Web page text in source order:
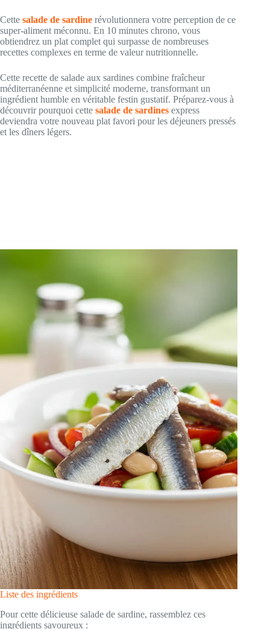
Cette salade de sardine révolutionnera votre perception de ce
super-aliment méconnu. En 10 minutes chrono, vous
obtiendrez un plat complet qui surpasse de nombreuses
recettes complexes en terme de valeur nutritionnelle.
Cette recette de salade aux sardines combine fraîcheur
méditerranéenne et simplicité moderne, transformant un
ingrédient humble en véritable festin gustatif. Préparez-vous à
découvrir pourquoi cette salade de sardines express
deviendra votre nouveau plat favori pour les déjeuners pressés
et les dîners légers.
Liste des ingrédients
Pour cette délicieuse salade de sardine, rassemblez ces
ingrédients savoureux :